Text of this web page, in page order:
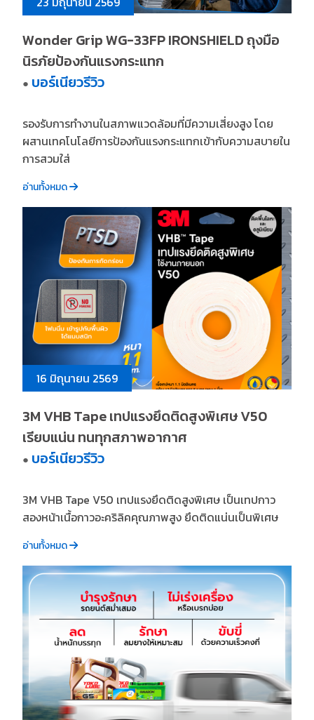
Wonder Grip WG-33FP IRONSHIELD ถุงมือ
นิรภัยป้องกันแรงกระแทก
● บอร์เนียวรีวิว
รองรับการทำงานในสภาพแวดล้อมที่มีความเสี่ยงสูง โดย
ผสานเทคโนโลยีการป้องกันแรงกระแทกเข้ากับความสบายใน
การสวมใส่
อ่านทั้งหมด
16 มิถุนายน 2569
3M VHB Tape เทปแรงยึดติดสูงพิเศษ V50
เรียบแน่น ทนทุกสภาพอากาศ
● บอร์เนียวรีวิว
3M VHB Tape V50 เทปแรงยึดติดสูงพิเศษ เป็นเทปกาว
สองหน้าเนื้อกาวอะคริลิคคุณภาพสูง ยึดติดแน่นเป็นพิเศษ
อ่านทั้งหมด